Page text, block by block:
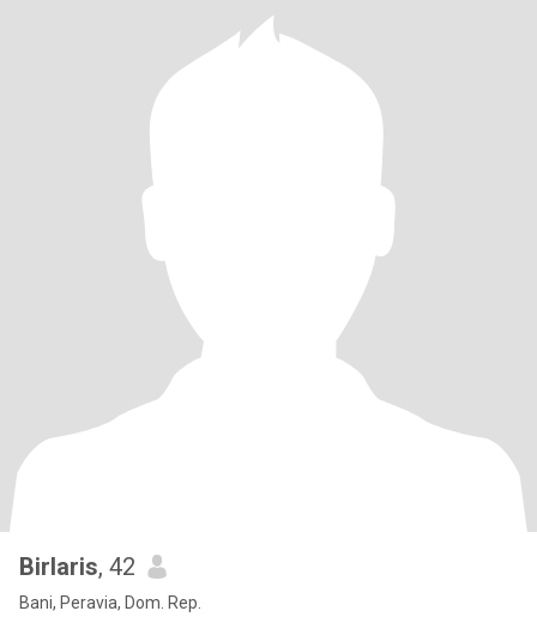
Birlaris, 42
Bani, Peravia, Dom. Rep.